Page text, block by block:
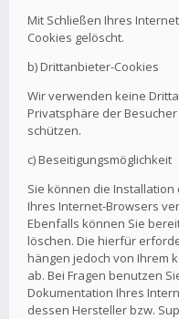
Mit Schließen Ihres
Cookies gelöscht.
b) Drittanbieter-Cookies
Wir verwenden keine
Privatsphäre der
schützen.
c) Beseitigungsmöglichkeit
Sie können die
Ihres Internet-Browsers
Ebenfalls können Sie
löschen. Die hierfür
hängen jedoch von Ihrem
ab. Bei Fragen benutzen
Dokumentation Ihres
dessen Hersteller bzw.